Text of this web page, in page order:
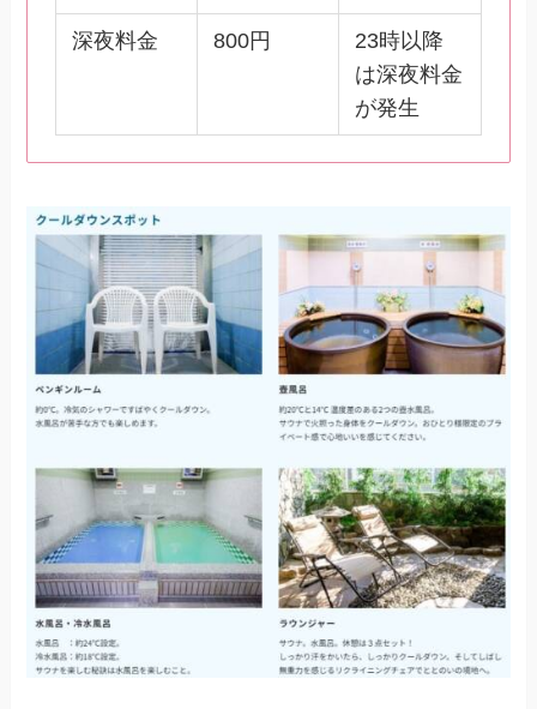
深夜料金 800円
23時以降
は深夜料金
が発生